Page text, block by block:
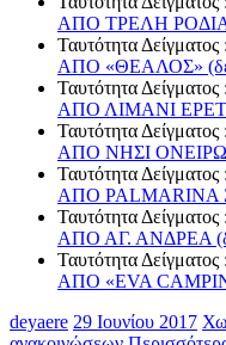
ΑΠΟ ΤΡΕΛΗ ΡΟΔΙΑ
Ταυτότητα Δείγματος :
ΑΠΟ «ΘΕΑΛΟΣ»
Ταυτότητα Δείγματος :
ΑΠΟ ΛΙΜΑΝΙ
Ταυτότητα Δείγματος :
ΑΠΟ ΝΗΣΙ ΟΝΕΙΡΩΝ
Ταυτότητα Δείγματος :
ΑΠΟ PALMARINA
Ταυτότητα Δείγματος :
ΑΠΟ ΑΓ. ΑΝΔΡΕΑ
Ταυτότητα Δείγματος :
ΑΠΟ «EVA
deyaere 29 Ιουνίου 2017